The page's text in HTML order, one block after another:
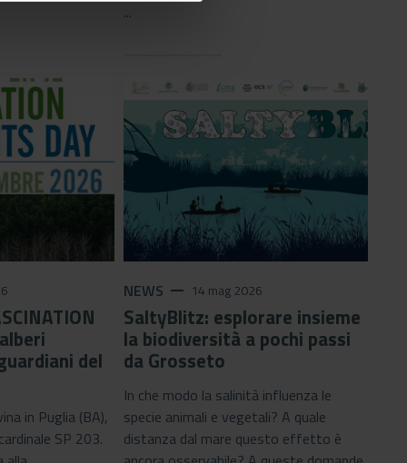
...
del
in Puglia (BA),
SP 203.
NEWS remove 14 mag 2026
SaltyBlitz: esplorare insieme
la biodiversità a pochi passi
da Grosseto
In che modo la salinità influenza le
specie animali e vegetali? A quale
distanza dal mare questo effetto è